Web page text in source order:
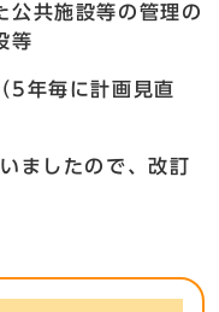
公共施設等の管理の
等
5年毎に計画見直
ましたので、改訂